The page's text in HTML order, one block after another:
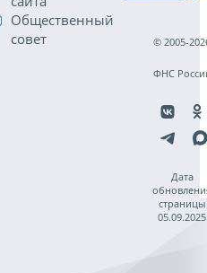
Общественный
совет
© 2005-
ФНС
Дата
страницы
05.09.2025